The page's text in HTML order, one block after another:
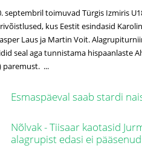
septembril toimuvad Türgis Izmiris
kus Eestit esindasid
Laus ja Martin Voit.
seal aga tunnistama hispaanlaste
paremust. ...
Esmaspäeval saab stardi
Nõlvak - Tiisaar kaotasid
alagrupist edasi ei